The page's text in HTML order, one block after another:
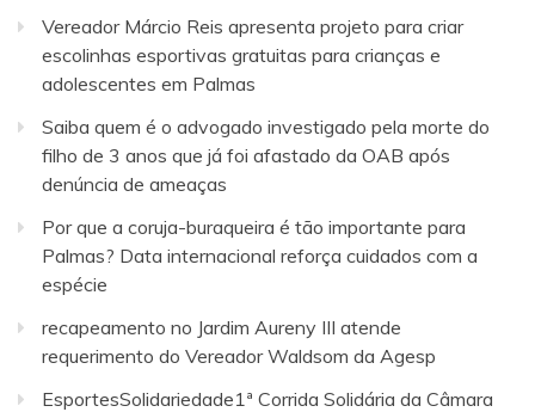
Vereador Márcio Reis apresenta projeto para criar
escolinhas esportivas gratuitas para crianças e
adolescentes em Palmas
Saiba quem é o advogado investigado pela morte do
filho de 3 anos que já foi afastado da OAB após
denúncia de ameaças
Por que a coruja-buraqueira é tão importante para
Palmas? Data internacional reforça cuidados com a
espécie
recapeamento no Jardim Aureny III atende
requerimento do Vereador Waldsom da Agesp
EsportesSolidariedade1ª Corrida Solidária da Câmara